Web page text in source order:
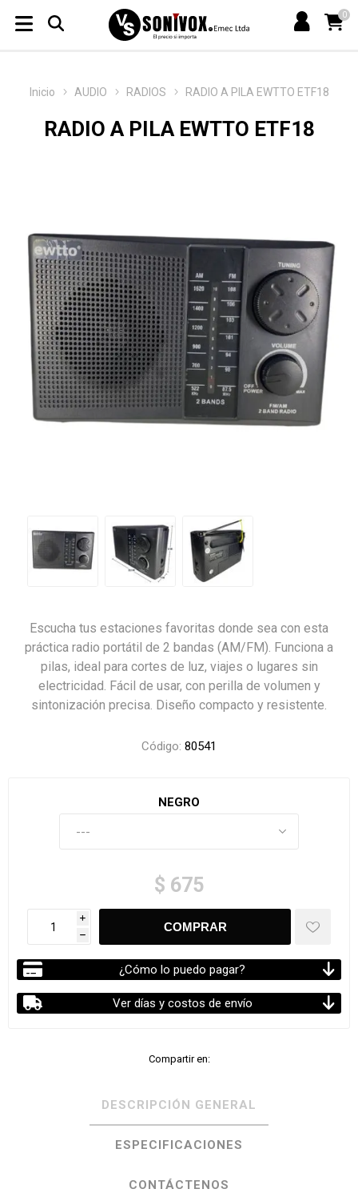
0
Inicio AUDIO RADIOS RADIO A PILA EWTTO ETF18
RADIO A PILA EWTTO ETF18
Escucha tus estaciones favoritas donde sea con esta
práctica radio portátil de 2 bandas (AM/FM). Funciona a
pilas, ideal para cortes de luz, viajes o lugares sin
electricidad. Fácil de usar, con perilla de volumen y
sintonización precisa. Diseño compacto y resistente.
Código: 80541
NEGRO
$ 675
i
h
¿Cómo lo puedo pagar?
Ver días y costos de envío
Compartir en:
DESCRIPCIÓN GENERAL
ESPECIFICACIONES
CONTÁCTENOS